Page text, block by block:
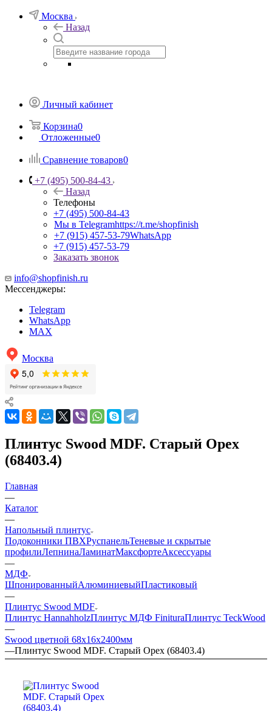
Москва
Назад
Личный кабинет
Корзина0
Отложенные0
Сравнение товаров0
+7 (495) 500-84-43
Назад
Телефоны
+7 (495) 500-84-43
Мы в Telegramhttps://t.me/shopfinish
+7 (915) 457-53-79WhatsApp
+7 (915) 457-53-79
Заказать звонок
info@shopfinish.ru
Мессенджеры:
Telegram
WhatsApp
MAX
Москва
Плинтус Swood MDF. Старый Орех
(68403.4)
Главная
—
Каталог
—
Напольный плинтус
Подоконники ПВХРуспанельТеневые и скрытые
профилиЛепнинаЛаминатМаксфортеАксессуары
—
МДФ
ШпонированныйАлюминиевыйПластиковый
—
Плинтус Swood MDF
Плинтус HannahholzПлинтус МДФ FinituraПлинтус TeckWood
—
Swood цветной 68x16x2400мм
—Плинтус Swood MDF. Старый Орех (68403.4)